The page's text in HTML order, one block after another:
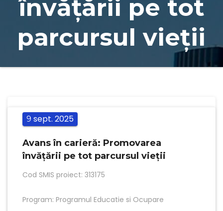
învățării pe tot
parcursul vieții
9 sept. 2025
Avans în carieră: Promovarea
învățării pe tot parcursul vieții
Cod SMIS proiect: 313175
Program: Programul Educatie si Ocupare